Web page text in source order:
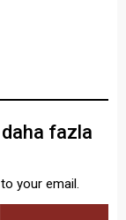
fazla
your email.